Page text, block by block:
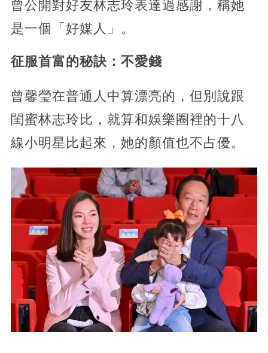
曾公開對好友林志玲表達過感謝，稱她
是一個「好媒人」。
征服首富的秘訣：不愛錢
曾馨瑩在普通人中算漂亮的，但別說跟
閨蜜林志玲比，就算和娛樂圈裡的十八
線小明星比起來，她的顏值也不占優。